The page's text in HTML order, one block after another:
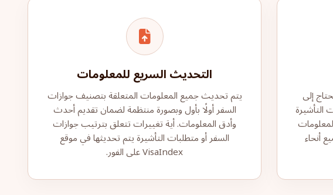
إلى
أنحاء
التحديث السريع للمعلومات
يتم تحديث جميع المعلومات المتعلقة بتصنيف جوازات
السفر أولًا بأول وبصورة منتظمة لضمان تقديم أحدث
وأدق المعلومات. أية تغييرات تتعلق بترتيب جوازات
السفر أو متطلبات التأشيرة يتم تحديثها في موقع
VisaIndex على الفور.